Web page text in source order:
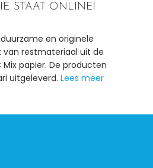
STAAT ONLINE!
en originele
restmateriaal uit de
papier. De producten
uitgeleverd. Lees meer